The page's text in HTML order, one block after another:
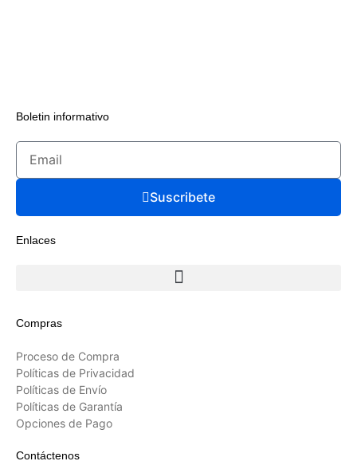
Boletin informativo
Suscribete
Enlaces
Compras
Proceso de Compra
Políticas de Privacidad
Políticas de Envío
Políticas de Garantía
Opciones de Pago
Contáctenos